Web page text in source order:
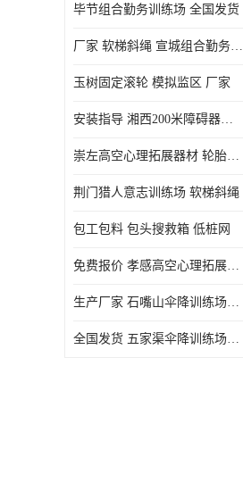
毕节组合勤务训练场 全国发货
厂家 软梯斜绳 宣城组合勤务训练场
玉树固定滚轮 模拟监区 厂家
安装指导 湘西200米障碍器材 模拟机降平台
崇左高空心理拓展器材 轮胎墙 技术参数
荆门猎人意志训练场 软梯斜绳
包工包料 包头搜救箱 低桩网
免费报价 孝感高空心理拓展器材 低桩网
生产厂家 石嘴山伞降训练场器材 空中单杠
全国发货 五家渠伞降训练场器材 低桩网